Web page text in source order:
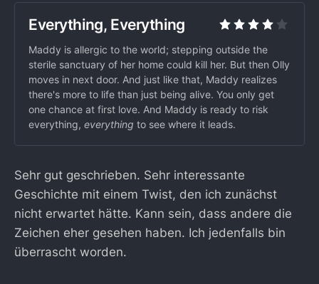
Everything, Everything
Maddy is allergic to the world; stepping outside the
sterile sanctuary of her home could kill her. But then Olly
moves in next door. And just like that, Maddy realizes
there's more to life than just being alive. You only get
one chance at first love. And Maddy is ready to risk
everything, everything to see where it leads.
Sehr gut geschrieben. Sehr interessante
Geschichte mit einem Twist, den ich zunächst
nicht erwartet hätte. Kann sein, dass andere die
Zeichen eher gesehen haben. Ich jedenfalls bin
überrascht worden.